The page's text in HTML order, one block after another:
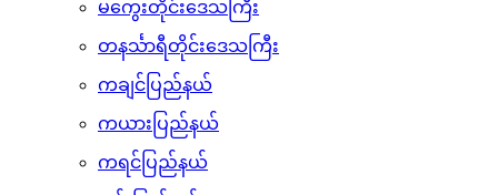
မကွေးတိုင်းဒေသကြီး
တနင်္သာရီတိုင်းဒေသကြီး
ကချင်ပြည်နယ်
ကယားပြည်နယ်
ကရင်ပြည်နယ်